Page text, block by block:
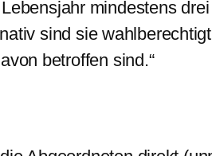
mindestens
sind sie
betroffen sind.“